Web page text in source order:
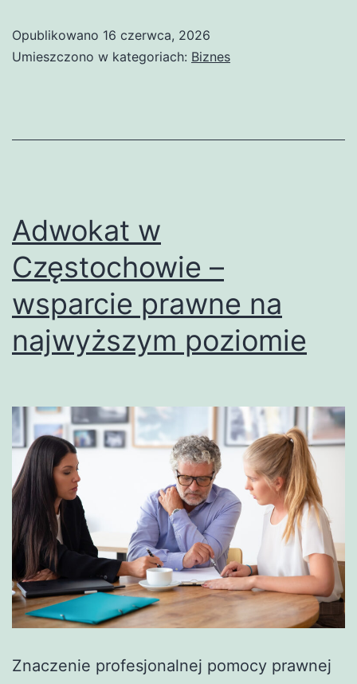
Częstochowie
Opublikowano 16 czerwca, 2026
Umieszczono w kategoriach: Biznes
Adwokat w
Częstochowie –
wsparcie prawne na
najwyższym poziomie
Znaczenie profesjonalnej pomocy prawnej